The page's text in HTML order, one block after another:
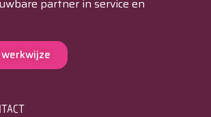
partner in service en